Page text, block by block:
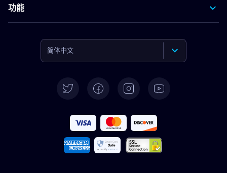
功能
简体中文
Deutsch
Español
Français